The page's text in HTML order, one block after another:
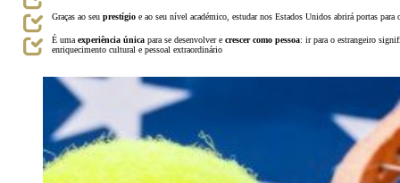
Graças ao seu prestígio e ao seu nível académico, estudar nos Estados Unidos abrirá portas
É umaexperiência única para se desenvolver e crescer como pessoa: ir para o estrangeiro
enriquecimento cultural e pessoal extraordinário